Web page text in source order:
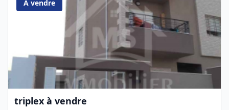
À vendre
triplex à vendre